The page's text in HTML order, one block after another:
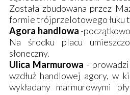
Została zbudowana przez
formie trójprzelotowego łuku
Agora handlowa -
Na środku placu
słoneczny.
Ulica Marmurowa -
wzdłuż handlowej agory, w
wykładany marmurowymi